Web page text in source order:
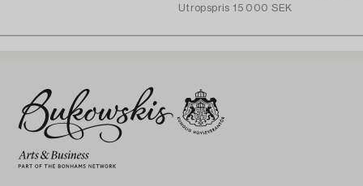
Utropspris 15 000 SEK